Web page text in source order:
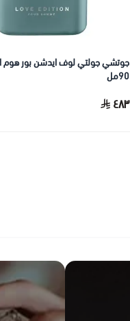
جوتشي جولتي لوف ايدشن بور هوم
90مل
٤٨٣